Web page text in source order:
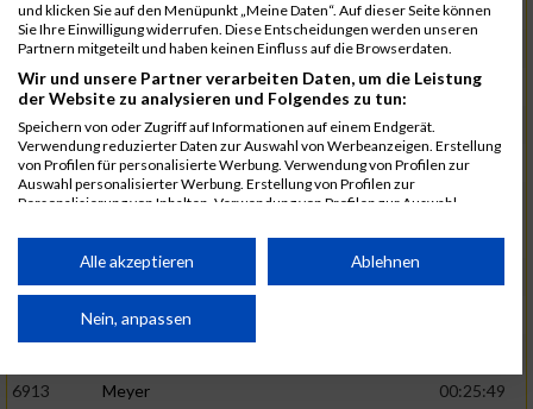
1582 Funken
00:25:42
12220
Cosma
00:25:43
9678
Exner
00:25:43
11817
Schmaul-Klaibee
6812
Koch
00:25:47
9610
Linß
00:25:47
706
Wehmeier
00:25:48
Küpper
Inhoff
6913
Meyer
00:25:49
und klicken Sie auf den Menüpunkt „Meine Daten“. Auf dieser Seite können
Sie Ihre Einwilligung widerrufen. Diese Entscheidungen werden unseren
Partnern mitgeteilt und haben keinen Einfluss auf die Browserdaten.
Wir und unsere Partner verarbeiten Daten, um die Leistung
der Website zu analysieren und Folgendes zu tun:
Speichern von oder Zugriff auf Informationen auf einem Endgerät.
Verwendung reduzierter Daten zur Auswahl von Werbeanzeigen. Erstellung
von Profilen für personalisierte Werbung. Verwendung von Profilen zur
Auswahl personalisierter Werbung. Erstellung von Profilen zur
Personalisierung von Inhalten. Verwendung von Profilen zur Auswahl
Performance von Inhalten. Analyse von Zielgruppen durch Statistiken oder
Kombinationen von Daten aus verschiedenen Quellen. Entwicklung und
von Inhalten.
Daten können außerhalb der Europäischen Union weitergegeben und in die
Website/App.
Alle akzeptieren Ablehnen
Nein, anpassen